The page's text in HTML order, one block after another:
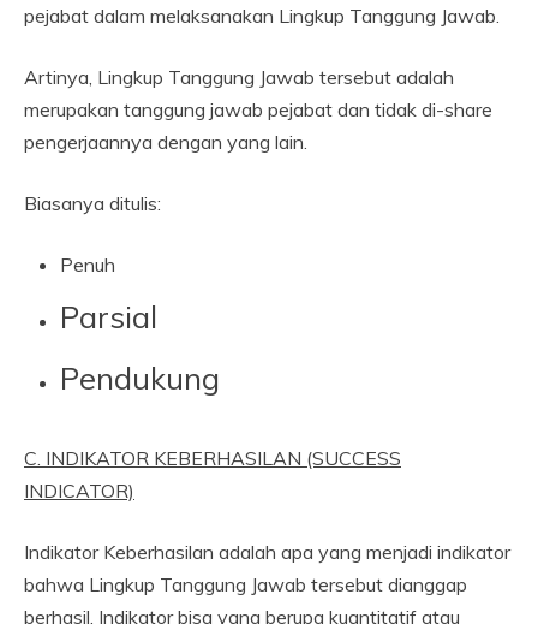
pejabat dalam melaksanakan Lingkup Tanggung Jawab.
Artinya, Lingkup Tanggung Jawab tersebut adalah
merupakan tanggung jawab pejabat dan tidak di-share
pengerjaannya dengan yang lain.
Biasanya ditulis:
Penuh
Parsial
Pendukung
C. INDIKATOR KEBERHASILAN (SUCCESS
INDICATOR)
Indikator Keberhasilan adalah apa yang menjadi indikator
bahwa Lingkup Tanggung Jawab tersebut dianggap
berhasil. Indikator bisa yang berupa kuantitatif atau